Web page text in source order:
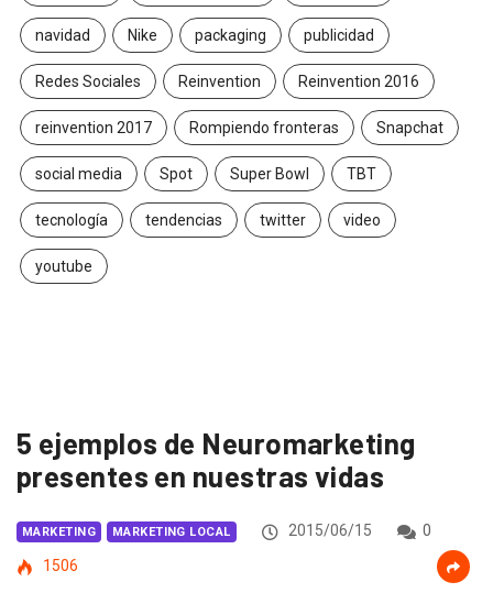
navidad Nike packaging publicidad
Redes Sociales Reinvention Reinvention 2016
reinvention 2017 Rompiendo fronteras Snapchat
social media Spot Super Bowl TBT
tecnología tendencias twitter video
youtube
5 ejemplos de Neuromarketing
presentes en nuestras vidas
MARKETING MARKETING LOCAL 2015/06/15
0
1506